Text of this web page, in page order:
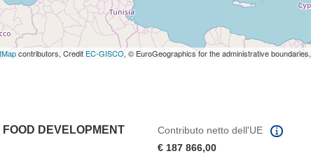
contributors, Credit EC-GISCO, © EuroGeographics for the administrative boundaries,
DEVELOPMENT
Contributo netto dell'UE
€ 187 866,00